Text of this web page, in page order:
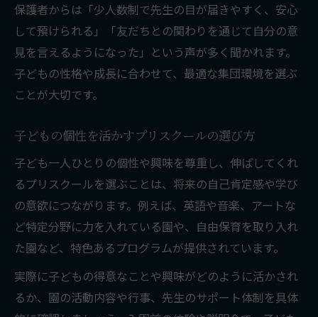
保護者からは「少人数制で先生の目が届きやすく、安心
して預けられる」「友だちとの関わりを通じて自分の意
見を言えるようになった」という声が多く聞かれます。
子どもの性格や成長に合わせて、最適な集団環境を選ぶ
ことが大切です。
子どもの個性を活かすプリスクールの選び方
子ども一人ひとりの個性や興味を尊重し、伸ばしてくれ
るプリスクールを選ぶことは、将来の自己肯定感や学び
の意欲につながります。例えば、英語や音楽、アートな
ど特定分野に力を入れている園や、自由保育を取り入れ
た園など、特色あるプログラムが提供されています。
実際に子どもの得意なことや興味がどのように活かされ
るか、園の活動内容や行事、先生のサポート体制を具体